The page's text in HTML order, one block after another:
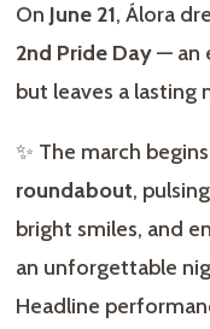
On June 21, Álora
2nd Pride Day— an
but leaves a lasting
✨ The march
roundabout,
bright smiles, and
an unforgettable
Headline